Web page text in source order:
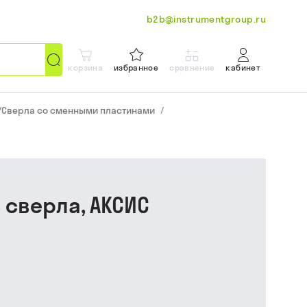
b2b@instrumentgroup.ru
корзина избранное сравнение кабинет
Сверла со сменными пластинами /
сверла, АКСИС